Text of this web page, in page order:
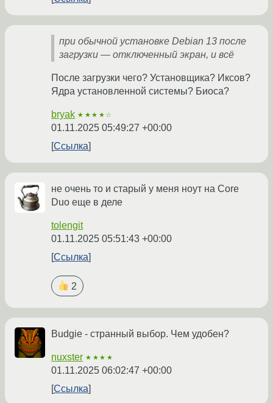
при обычной установке Debian 13 после
загрузки — отключенный экран, и всё
После загрузки чего? Установщика? Иксов?
Ядра установленной системы? Биоса?
bryak ★★★★☆
01.11.2025 05:49:27 +00:00
Ссылка
не очень то и старый у меня ноут на Core
Duo еще в деле
tolengit
01.11.2025 05:51:43 +00:00
Ссылка
2
Budgie - странный выбор. Чем удобен?
nuxster ★★★★
01.11.2025 06:02:47 +00:00
Ссылка